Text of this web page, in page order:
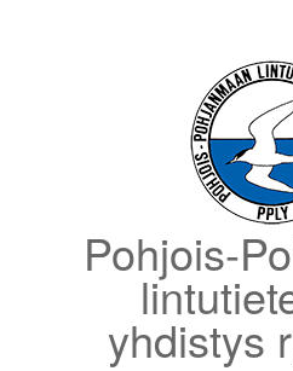
Pohjois-
yhdistys